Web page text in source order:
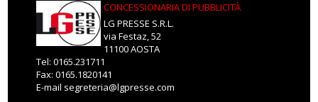
CONCESSIONARIA DI PUBBLICITÀ
LG PRESSE S.R.L.
via Festaz, 52
11100 AOSTA
Tel: 0165.231711
Fax: 0165.1820141
E-mail segreteria@lgpresse.com